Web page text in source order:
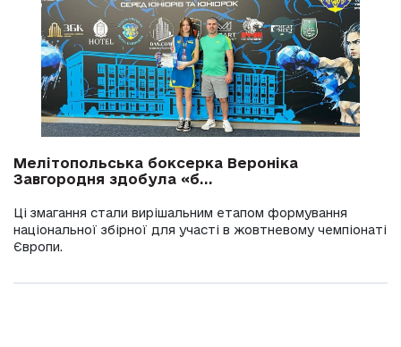
Мелітопольська боксерка Вероніка
Завгородня здобула «б...
Ці змагання стали вирішальним етапом формування
національної збірної для участі в жовтневому чемпіонаті
Європи.